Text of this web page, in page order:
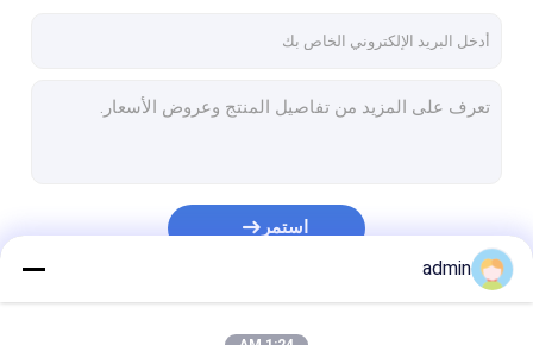
استمر
admin